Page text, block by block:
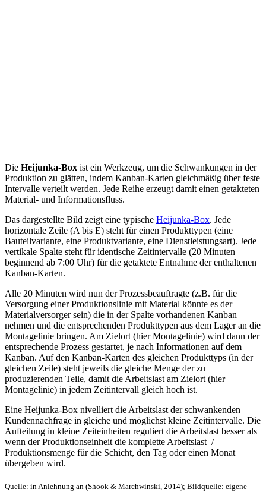
Die Heijunka-Box ist ein Werkzeug, um die Schwankungen in der
Produktion zu glätten, indem Kanban-Karten gleichmäßig über feste
Intervalle verteilt werden. Jede Reihe erzeugt damit einen getakteten
Material- und Informationsfluss.
Das dargestellte Bild zeigt eine typische Heijunka-Box. Jede
horizontale Zeile (A bis E) steht für einen Produkttypen (eine
Bauteilvariante, eine Produktvariante, eine Dienstleistungsart). Jede
vertikale Spalte steht für identische Zeitintervalle (20 Minuten
beginnend ab 7:00 Uhr) für die getaktete Entnahme der enthaltenen
Kanban-Karten.
Alle 20 Minuten wird nun der Prozessbeauftragte (z.B. für die
Versorgung einer Produktionslinie mit Material könnte es der
Materialversorger sein) die in der Spalte vorhandenen Kanban
nehmen und die entsprechenden Produkttypen aus dem Lager an die
Montagelinie bringen. Am Zielort (hier Montagelinie) wird dann der
entsprechende Prozess gestartet, je nach Informationen auf dem
Kanban. Auf den Kanban-Karten des gleichen Produkttyps (in der
gleichen Zeile) steht jeweils die gleiche Menge der zu
produzierenden Teile, damit die Arbeitslast am Zielort (hier
Montagelinie) in jedem Zeitintervall gleich hoch ist.
Eine Heijunka-Box nivelliert die Arbeitslast der schwankenden
Kundennachfrage in gleiche und möglichst kleine Zeitintervalle. Die
Aufteilung in kleine Zeiteinheiten reguliert die Arbeitslast besser als
wenn der Produktionseinheit die komplette Arbeitslast /
Produktionsmenge für die Schicht, den Tag oder einen Monat
übergeben wird.
Quelle: in Anlehnung an (Shook & Marchwinski, 2014); Bildquelle: eigene